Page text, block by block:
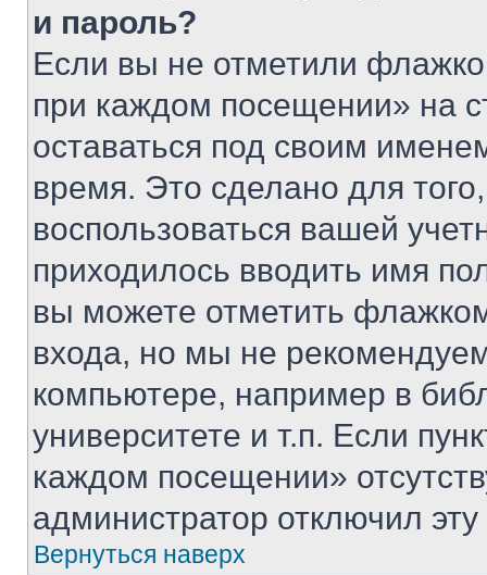
и пароль?
Если вы не отметили
при каждом посещении» на
оставаться под своим
время. Это сделано для
воспользоваться вашей
приходилось вводить имя
вы можете отметить
входа, но мы не
компьютере, например в
университете и т.п. Если
каждом посещении»
администратор отключил
Вернуться наверх